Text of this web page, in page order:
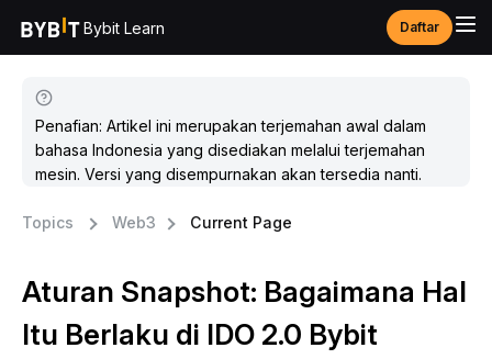
Bybit Learn Daftar
Penafian: Artikel ini merupakan terjemahan awal dalam
bahasa Indonesia yang disediakan melalui terjemahan
mesin. Versi yang disempurnakan akan tersedia nanti.
Topics Web3 Current Page
Aturan Snapshot: Bagaimana Hal
Itu Berlaku di IDO 2.0 Bybit